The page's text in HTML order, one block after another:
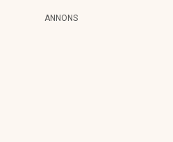
ANNONS